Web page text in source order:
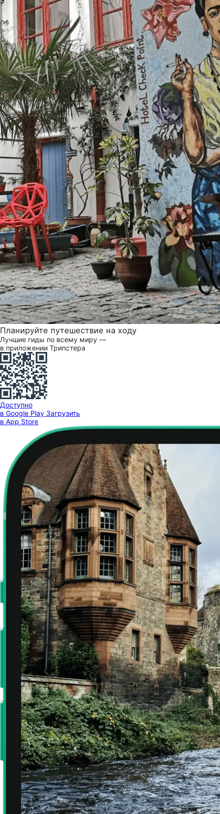
Планируйте путешествие на ходу
Лучшие гиды по всему миру —
в приложении Трипстера
Доступно
в Google Play Загрузить
в App Store